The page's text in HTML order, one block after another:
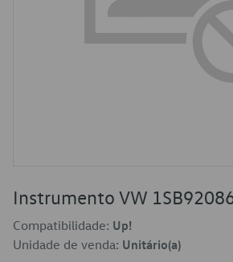
Instrumento VW
Compatibilidade: Up!
Unidade de venda: Unitário(a)